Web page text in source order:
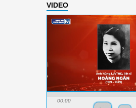
VIDEO
00:00